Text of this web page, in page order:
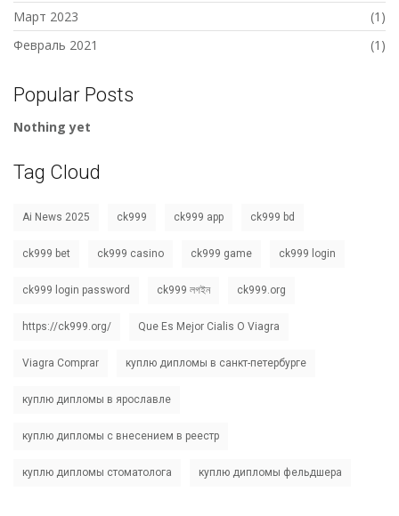
Март 2023
(1)
Февраль 2021
(1)
Popular Posts
Nothing yet
Tag Cloud
Ai News 2025 ck999 ck999 app ck999 bd
ck999 bet ck999 casino ck999 game ck999 login
ck999 login password ck999 লগইন ck999.org
https://ck999.org/ Que Es Mejor Cialis O Viagra
Viagra Comprar куплю дипломы в санкт-петербурге
куплю дипломы в ярославле
куплю дипломы с внесением в реестр
куплю дипломы стоматолога куплю дипломы фельдшера